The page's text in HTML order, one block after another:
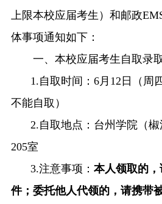
上限本校应届考生）和邮政
体事项通知如下：
一、本校应届考生自取录
1.自取时间： 6月 12 日（周
不能自取 ）
2.自取地点： 台州学院（椒
205室
3.注意事项： 本人领取的
件；委托他人代领的，请携带